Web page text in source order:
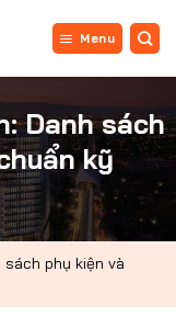
Menu
Danh sách
kỹ
phụ kiện và